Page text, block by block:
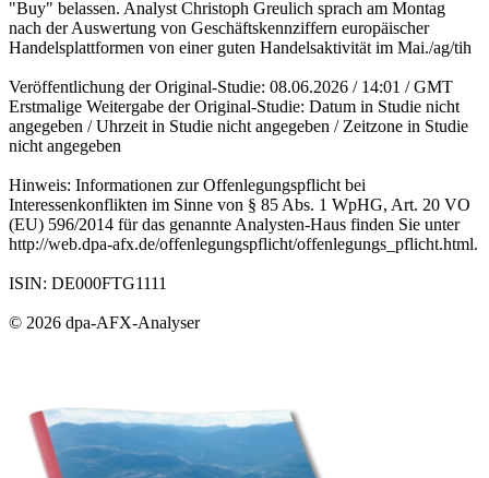
"Buy" belassen. Analyst Christoph Greulich sprach am Montag
nach der Auswertung von Geschäftskennziffern europäischer
Handelsplattformen von einer guten Handelsaktivität im Mai./ag/tih
Veröffentlichung der Original-Studie: 08.06.2026 / 14:01 / GMT
Erstmalige Weitergabe der Original-Studie: Datum in Studie nicht
angegeben / Uhrzeit in Studie nicht angegeben / Zeitzone in Studie
nicht angegeben
Hinweis: Informationen zur Offenlegungspflicht bei
Interessenkonflikten im Sinne von § 85 Abs. 1 WpHG, Art. 20 VO
(EU) 596/2014 für das genannte Analysten-Haus finden Sie unter
http://web.dpa-afx.de/offenlegungspflicht/offenlegungs_pflicht.html.
ISIN: DE000FTG1111
© 2026 dpa-AFX-Analyser